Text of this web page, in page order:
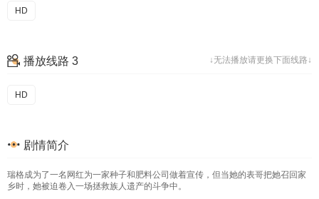
HD
↓无法播放请更换下面线路↓
播放线路 3
HD
剧情简介
瑞格成为了一名网红为一家种子和肥料公司做着宣传，但当她的表哥把她召回家
乡时，她被迫卷入一场拯救族人遗产的斗争中。